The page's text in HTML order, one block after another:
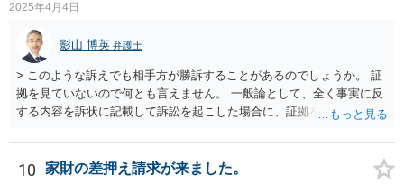
ている場合には過払金の請求は可能です。 元本が１００万円以上の場
万円、年利１６％であれば、過払金が発生している可能性はありま
す。 また、不動産担保ローンで問題となるのは、カードローン取引か
ら不動産担保ローンに切り替えている場合であり、この場合にカード
ローン取引と不動産担保ローンを一連の取引として計算できるかとい
う問題があります。 これについて、一連性が否定された裁判例もいく
ローンという理由で過払金請求ができないということはありません。
2025年4月4日
影山 博英 弁護士
> このような訴えでも相手方が勝訴することがあるのでしょうか。 証
拠を見ていないので何とも言えません。 一般論として、全く事実に反
する内容を訴状に記載して訴訟を起こした場合に、証拠を巧妙に作出
ロではありませんが、嘘はどこかで客観的事実との矛盾等を生じて嘘
と露呈することが多いでしょう。裁判で虚偽の事実が主張された場
合、相手方の反論・反証によって虚偽が虚偽と曝かれることが期待さ
10 家財の差押え請求が来ました。